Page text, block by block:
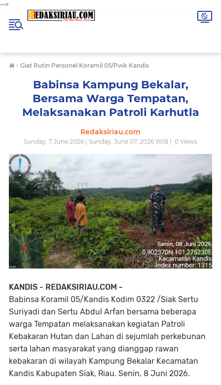
-->
› Giat Rutin Personel Koramil 05/Pwk Kandis
Babinsa Kampung Bekalar,
Bersama Warga Tempatan,
Melaksanakan Patroli Karhutla
Redaksiriau.com
Sunday, 7 June 2026 | Sunday, June 07, 2026 WIB | 0 Views
KANDIS - REDAKSIRIAU.COM -
Babinsa Koramil 05/Kandis Kodim 0322 /Siak Sertu
Suriyadi dan Sertu Abdul Arfan bersama beberapa
warga Tempatan melaksanakan kegiatan Patroli
Kebakaran Hutan dan Lahan di sejumlah perkebunan
serta lahan masyarakat yang dianggap rawan
kebakaran di wilayah Kampung Bekalar Kecamatan
Kandis Kabupaten Siak, Riau. Senin, 8 Juni 2026.